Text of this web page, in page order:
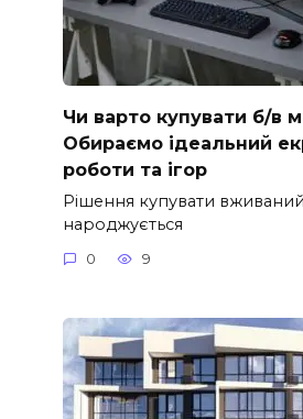
Чи варто купувати б/в
Обираємо ідеальний
роботи та ігор
Рішення купувати
народжується
0 9